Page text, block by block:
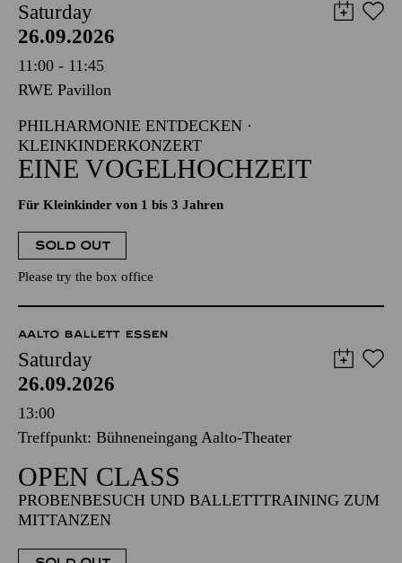
Saturday
26.09.2026
11:00 - 11:45
RWE Pavillon
PHILHARMONIE ENTDECKEN ·
KLEINKINDERKONZERT
EINE VOGELHOCHZEIT
Für Kleinkinder von 1 bis 3 Jahren
SOLD OUT
Please try the box office
AALTO BALLETT ESSEN
Saturday
26.09.2026
13:00
Treffpunkt: Bühneneingang Aalto-Theater
OPEN CLASS
PROBENBESUCH UND BALLETTTRAINING ZUM
MITTANZEN